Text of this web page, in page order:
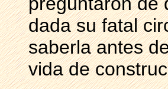
dada su fatal
saberla antes
vida de